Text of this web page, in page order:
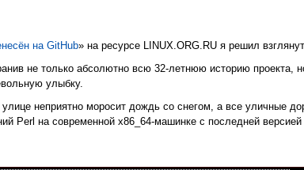
на GitHub» на ресурсе LINUX.ORG.RU я решил
не только абсолютно всю 32-летнюю историю
улыбку.
неприятно моросит дождь со снегом, а все уличные
Perl на современной x86_64-машинке с последней версией